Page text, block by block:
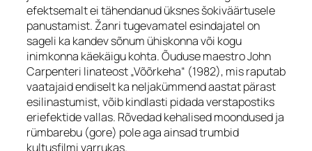
efektsemalt ei tähendanud üksnes šokiväärtusele
panustamist. Žanri tugevamatel esindajatel on
sageli ka kandev sõnum ühiskonna või kogu
inimkonna käekäigu kohta. Õuduse maestro John
Carpenteri linateost „Võõrkeha“ (1982), mis raputab
vaatajaid endiselt ka neljakümmend aastat pärast
esilinastumist, võib kindlasti pidada verstapostiks
eriefektide vallas. Rõvedad kehalised moondused ja
rümbarebu (gore) pole aga ainsad trumbid
kultusfilmi varrukas.